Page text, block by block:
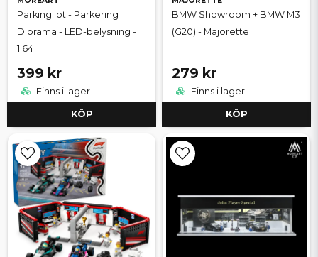
Parking lot - Parkering
Diorama - LED-belysning -
1:64
399 kr
Finns i lager
KÖP
BMW Showroom + BMW M3
(G20) - Majorette
279 kr
Finns i lager
KÖP